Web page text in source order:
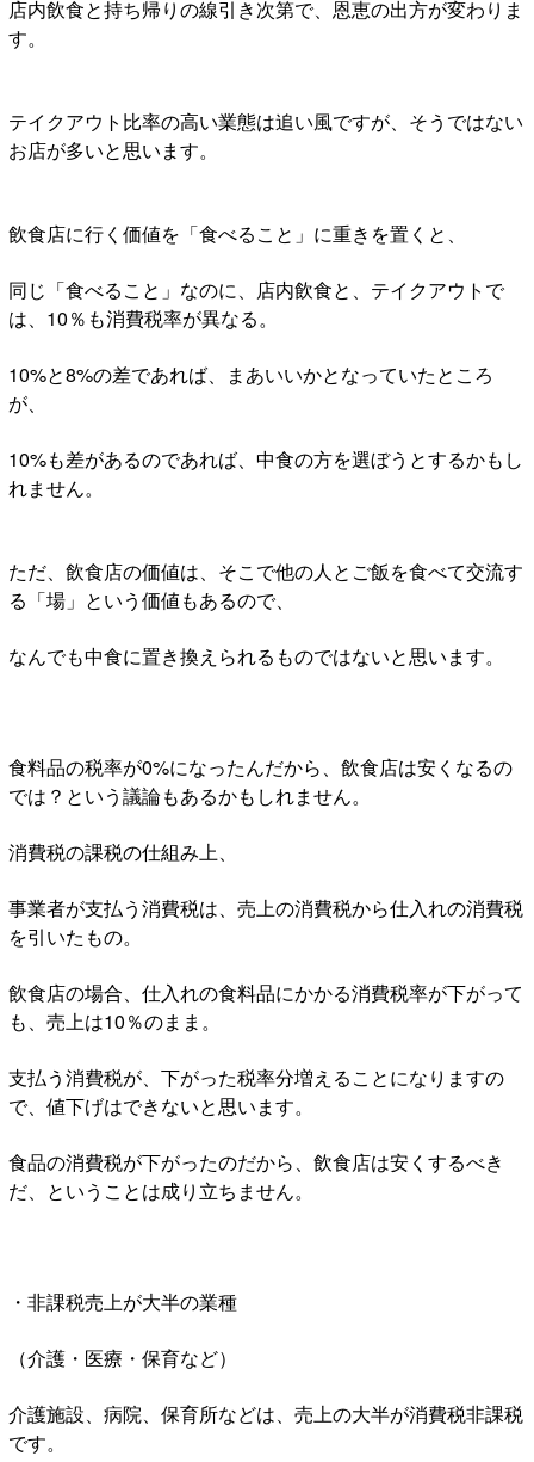
店内飲食と持ち帰りの線引き次第で、恩恵の出方が変わりま
す。
テイクアウト比率の高い業態は追い風ですが、そうではない
お店が多いと思います。
飲食店に行く価値を「食べること」に重きを置くと、
同じ「食べること」なのに、店内飲食と、テイクアウトで
は、10％も消費税率が異なる。
10%と8%の差であれば、まあいいかとなっていたところ
が、
10%も差があるのであれば、中食の方を選ぼうとするかもし
れません。
ただ、飲食店の価値は、そこで他の人とご飯を食べて交流す
る「場」という価値もあるので、
なんでも中食に置き換えられるものではないと思います。
食料品の税率が0%になったんだから、飲食店は安くなるの
では？という議論もあるかもしれません。
消費税の課税の仕組み上、
事業者が支払う消費税は、売上の消費税から仕入れの消費税
を引いたもの。
飲食店の場合、仕入れの食料品にかかる消費税率が下がって
も、売上は10％のまま。
支払う消費税が、下がった税率分増えることになりますの
で、値下げはできないと思います。
食品の消費税が下がったのだから、飲食店は安くするべき
だ、ということは成り立ちません。
・非課税売上が大半の業種
（介護・医療・保育など）
介護施設、病院、保育所などは、売上の大半が消費税非課税
です。